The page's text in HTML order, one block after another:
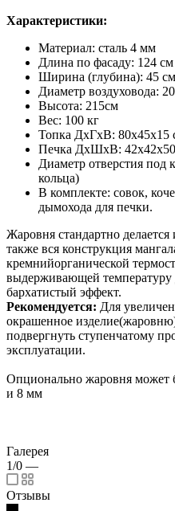
Материал: сталь 4 мм
Длина по фасаду: 124 см
Ширина (глубина): 45 см
Диаметр воздуховода:
Высота: 215см
Вес: 100 кг
Топка ДхГхВ: 80х45х15
Печка ДхШхВ:
Диаметр отверстия под
кольца)
В комплекте: совок,
дымохода для печки.
Жаровня стандартно
также вся конструкция
кремнийорганической
выдерживающей температуру
бархатистый эффект.
Рекомендуется: Для
окрашенное
подвергнуть ступенчатому
эксплуатации.
Опционально жаровня может
и 8 мм
Галерея
1/0 —
Отзывы